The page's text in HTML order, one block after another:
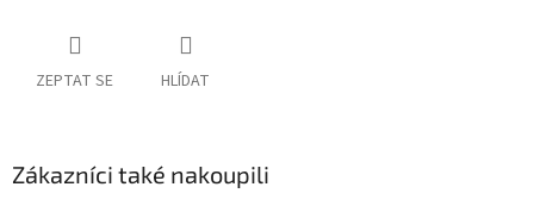
ZEPTAT SE HLÍDAT
Zákazníci také nakoupili